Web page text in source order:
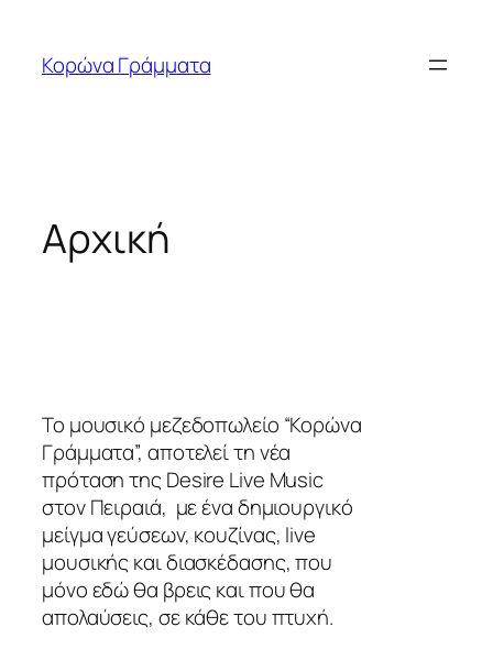
περιεχόμενο
Κορώνα Γράμματα
Αρχική
Το μουσικό μεζεδοπωλείο “Κορώνα
Γράμματα”, αποτελεί τη νέα
πρόταση της Desire Live Music
στον Πειραιά, με ένα δημιουργικό
μείγμα γεύσεων, κουζίνας, live
μουσικής και διασκέδασης, που
μόνο εδώ θα βρεις και που θα
απολαύσεις, σε κάθε του πτυχή.